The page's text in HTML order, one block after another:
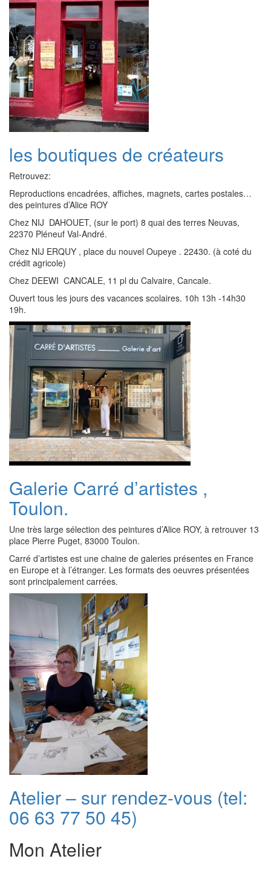
les boutiques de créateurs
Retrouvez:
Reproductions encadrées, affiches, magnets, cartes postales…
des peintures d’Alice ROY
Chez NIJ DAHOUET, (sur le port) 8 quai des terres Neuvas,
22370 Pléneuf Val-André.
Chez NIJ ERQUY , place du nouvel Oupeye . 22430. (à coté du
crédit agricole)
Chez DEEWI CANCALE, 11 pl du Calvaire, Cancale.
Ouvert tous les jours des vacances scolaires. 10h 13h -14h30
19h.
Galerie Carré d’artistes ,
Toulon.
Une très large sélection des peintures d’Alice ROY, à retrouver 13
place Pierre Puget, 83000 Toulon.
Carré d’artistes est une chaine de galeries présentes en France
en Europe et à l’étranger. Les formats des oeuvres présentées
sont principalement carrées.
Atelier – sur rendez-vous (tel:
06 63 77 50 45)
Mon Atelier